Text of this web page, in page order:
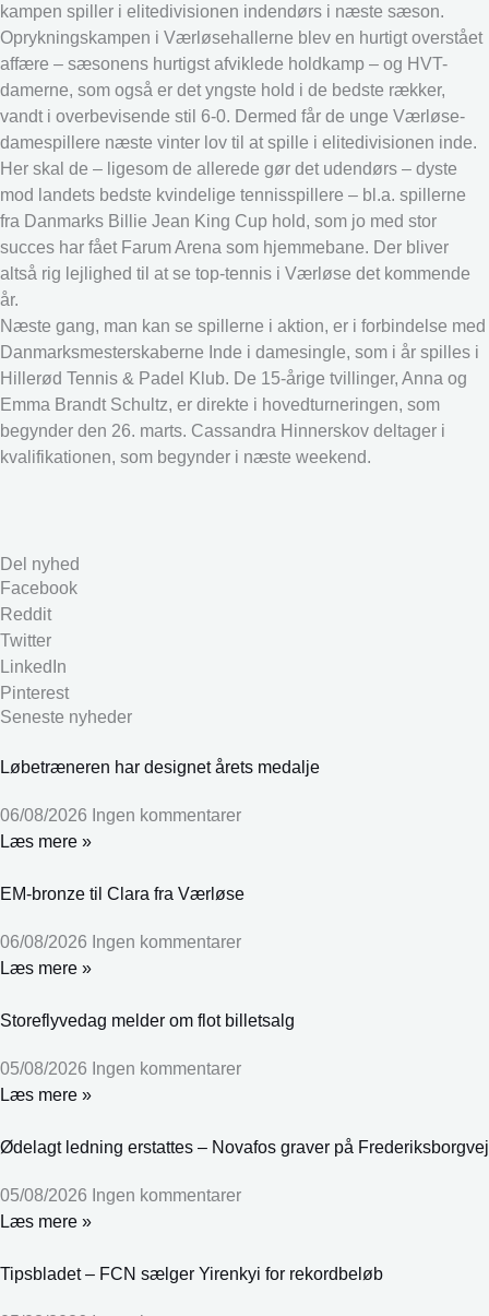
kampen spiller i elitedivisionen indendørs i næste sæson.
Oprykningskampen i Værløsehallerne blev en hurtigt overstået
affære – sæsonens hurtigst afviklede holdkamp – og HVT-
damerne, som også er det yngste hold i de bedste rækker,
vandt i overbevisende stil 6-0. Dermed får de unge Værløse-
damespillere næste vinter lov til at spille i elitedivisionen inde.
Her skal de – ligesom de allerede gør det udendørs – dyste
mod landets bedste kvindelige tennisspillere – bl.a. spillerne
fra Danmarks Billie Jean King Cup hold, som jo med stor
succes har fået Farum Arena som hjemmebane. Der bliver
altså rig lejlighed til at se top-tennis i Værløse det kommende
år.
Næste gang, man kan se spillerne i aktion, er i forbindelse med
Danmarksmesterskaberne Inde i damesingle, som i år spilles i
Hillerød Tennis & Padel Klub. De 15-årige tvillinger, Anna og
Emma Brandt Schultz, er direkte i hovedturneringen, som
begynder den 26. marts. Cassandra Hinnerskov deltager i
kvalifikationen, som begynder i næste weekend.
Del nyhed
Facebook
Reddit
Twitter
LinkedIn
Pinterest
Seneste nyheder
Løbetræneren har designet årets medalje
06/08/2026 Ingen kommentarer
Læs mere »
EM-bronze til Clara fra Værløse
06/08/2026 Ingen kommentarer
Læs mere »
Storeflyvedag melder om flot billetsalg
05/08/2026 Ingen kommentarer
Læs mere »
Ødelagt ledning erstattes – Novafos graver på Frederiksborgvej
05/08/2026 Ingen kommentarer
Læs mere »
Tipsbladet – FCN sælger Yirenkyi for rekordbeløb